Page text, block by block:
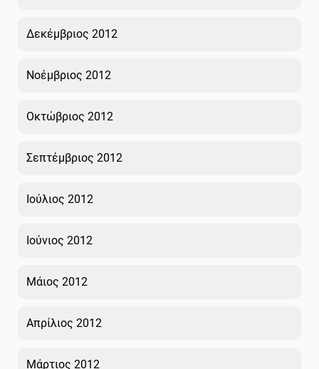
Δεκέμβριος 2012
Νοέμβριος 2012
Οκτώβριος 2012
Σεπτέμβριος 2012
Ιούλιος 2012
Ιούνιος 2012
Μάιος 2012
Απρίλιος 2012
Μάρτιος 2012